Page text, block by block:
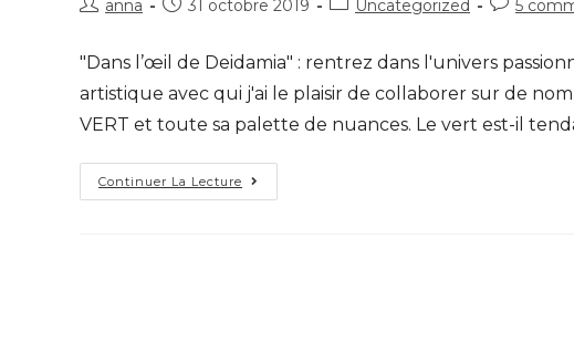
anna 31 octobre 2019 Uncategorized 5
"Dans l’œil de Deidamia" : rentrez dans l'univers
artistique avec qui j'ai le plaisir de collaborer sur de
VERT et toute sa palette de nuances. Le vert est-il
Continuer La Lecture